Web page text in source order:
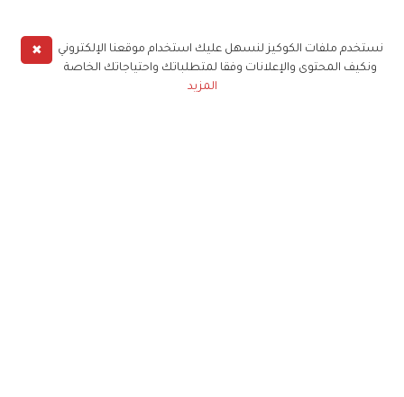
✖
نستخدم ملفات الكوكيز لنسهل عليك استخدام موقعنا الإلكتروني
ونكيف المحتوى والإعلانات وفقا لمتطلباتك واحتياجاتك الخاصة
المزيد